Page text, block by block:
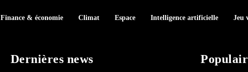
Finance & économie Climat Espace Intelligence artificielle Jeu
Dernières news